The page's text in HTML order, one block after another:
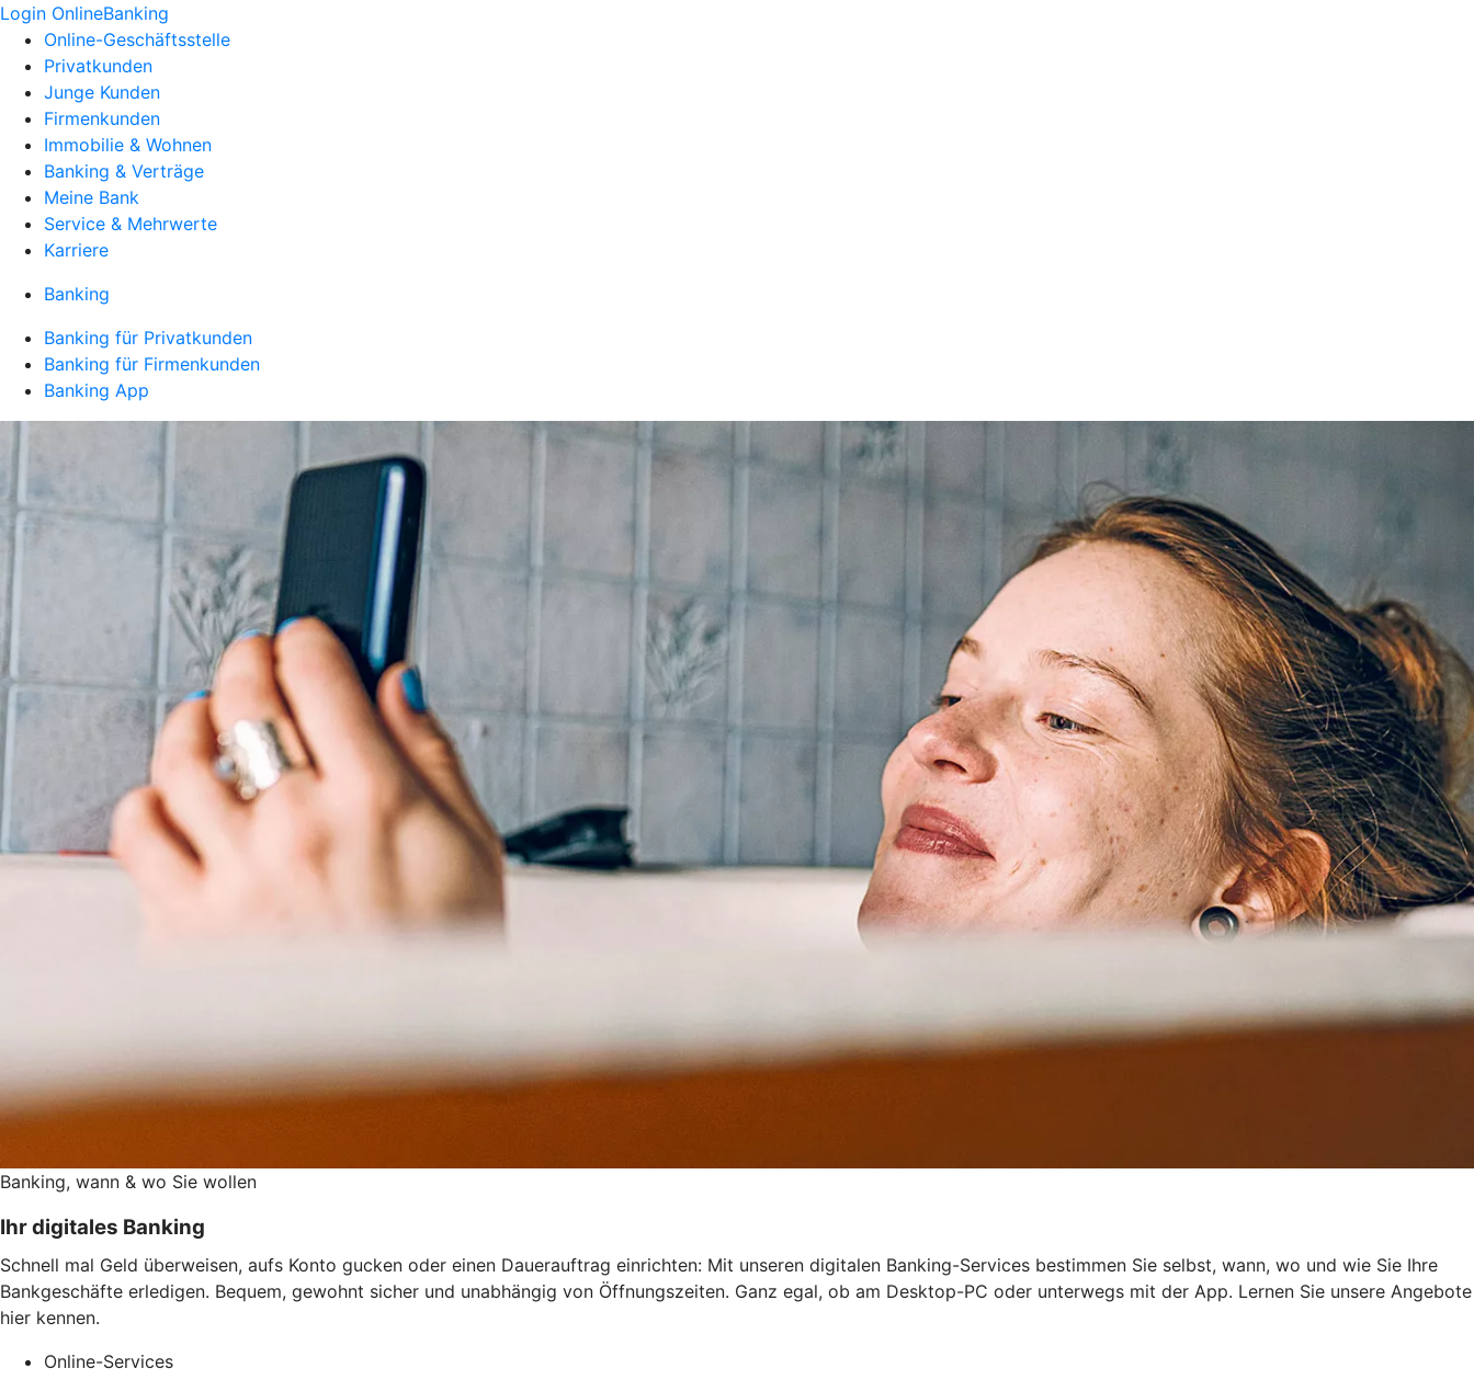
Login OnlineBanking
Online-Geschäftsstelle
Privatkunden
Junge Kunden
Firmenkunden
Immobilie & Wohnen
Banking & Verträge
Meine Bank
Service & Mehrwerte
Karriere
Banking
Banking für Privatkunden
Banking für Firmenkunden
Banking App
Banking, wann & wo Sie wollen
Ihr digitales Banking
Schnell mal Geld überweisen, aufs Konto gucken oder einen Dauerauftrag einrichten: Mit unseren digitalen Banking-Services bestimmen Sie selbst, wann, wo und wie Sie Ihre
Bankgeschäfte erledigen. Bequem, gewohnt sicher und unabhängig von Öffnungszeiten. Ganz egal, ob am Desktop-PC oder unterwegs mit der App. Lernen Sie unsere Angebote
hier kennen.
Online-Services